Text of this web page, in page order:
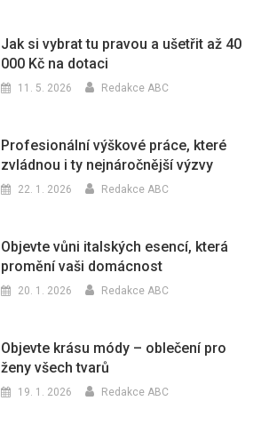
Jak si vybrat tu pravou a ušetřit až 40
000 Kč na dotaci
11. 5. 2026 Redakce ABC
Profesionální výškové práce, které
zvládnou i ty nejnáročnější výzvy
22. 1. 2026 Redakce ABC
Objevte vůni italských esencí, která
promění vaši domácnost
20. 1. 2026 Redakce ABC
Objevte krásu módy – oblečení pro
ženy všech tvarů
19. 1. 2026 Redakce ABC